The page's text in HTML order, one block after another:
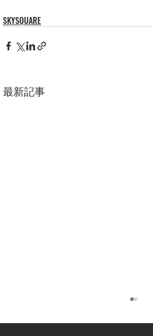
SKYSQUARE
最新記事